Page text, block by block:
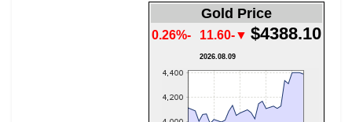
Gold Price
$4388.10
▼-11.60
-0.26%
2026.08.09